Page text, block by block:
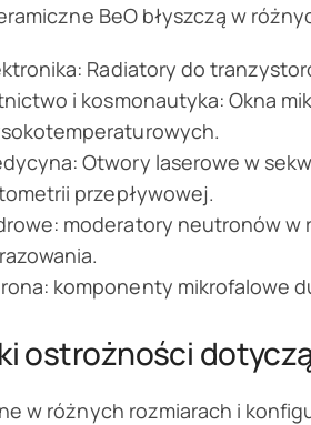
BeO błyszczą w
Radiatory do
i kosmonautyka: Okna
Otwory laserowe w
przepływowej.
moderatory neutronów w
komponenty mikrofalowe
ostrożności
w różnych rozmiarach i